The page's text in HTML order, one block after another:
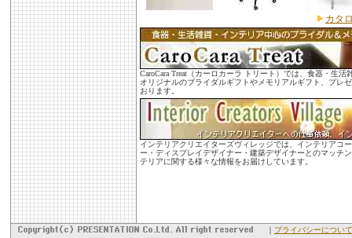
カタ
CaroCara Treat（カーロカーラ トリート）では、食器・生
オリジナルのブライダルギフトやメモリアルギフト、プレ
おります。
インテリアクリエイターズヴィレッジでは、インテリアコ
ー・ディスプレイデザイナー・建築デザイナーとのマッチ
テリアに関する様々な情報をお届けしています。
｜ プライバシーについて